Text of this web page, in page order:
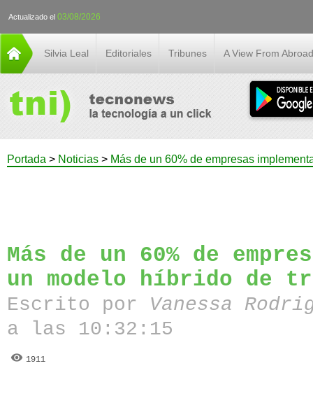
Actualizado el 03/08/2026
Silvia Leal Editoriales Tribunes A View From Abroad
Portada > Noticias > Más de un 60% de empresas
Más de un 60% de
un modelo híbrido de
Escrito por Vanessa
a las 10:32:15
1911